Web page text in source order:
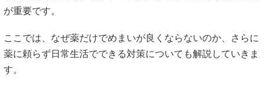
が重要です。
ここでは、なぜ薬だけでめまいが良くならないのか、さらに
薬に頼らず日常生活でできる対策についても解説していきま
す。